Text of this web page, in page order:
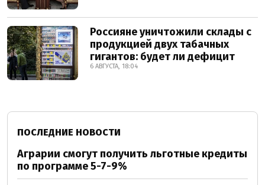
Россияне уничтожили склады с
продукцией двух табачных
гигантов: будет ли дефицит
6 АВГУСТА, 18:04
ПОСЛЕДНИЕ НОВОСТИ
Аграрии смогут получить льготные кредиты
по программе 5-7-9%